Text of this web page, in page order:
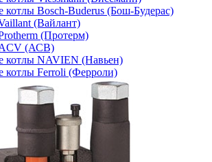
котлы Bosch-Buderus (Бош-Будерас)
(Вайлант)
(Протерм)
(АСВ)
котлы NAVIEN (Навьен)
котлы Ferroli (Ферроли)